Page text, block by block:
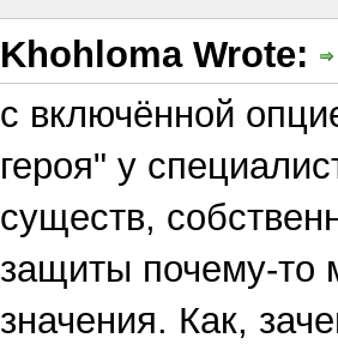
Khohloma Wrote:
с включённой
героя" у
существ,
защиты почему-то
значения. Как,